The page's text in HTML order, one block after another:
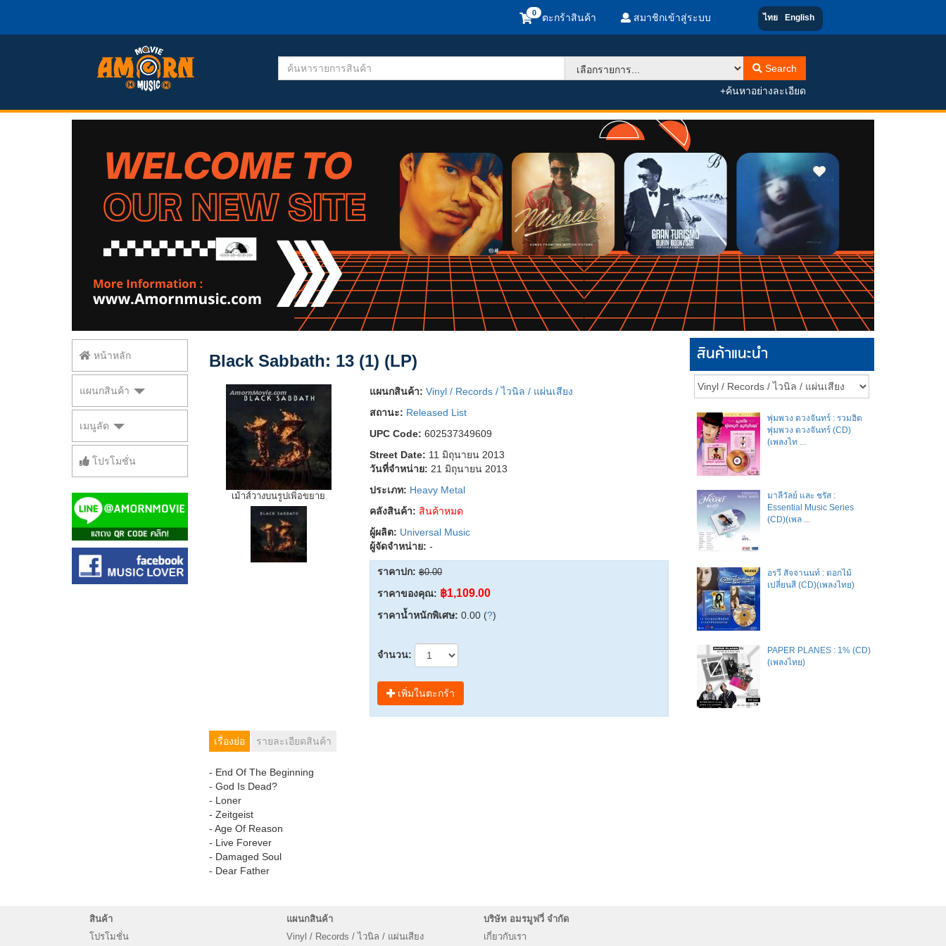
ตะกร้าสินค้า สมาชิกเข้าสู่ระบบ ไทย English
Search
+ค้นหาอย่างละเอียด
หน้าหลัก
แผนกสินค้า
เมนูลัด
โปรโมชั่น
Black Sabbath: 13 (1) (LP)
เม้าส์วางบนรูปเพิ่อขยาย
แผนกสินค้า: Vinyl / Records / ไวนิล / แผ่นเสียง
สถานะ: Released List
UPC Code: 602537349609
Street Date: 11 มิถุนายน 2013
วันที่จำหน่าย: 21 มิถุนายน 2013
ประเภท: Heavy Metal
คลังสินค้า: สินค้าหมด
ผู้ผลิต: Universal Music
ผู้จัดจำหน่าย: -
ราคาปก: ฿0.00
ราคาของคุณ: ฿1,109.00
ราคาน้ำหนักพิเศษ: 0.00 (?)
จำนวน:
เพิ่มในตะกร้า
เรื่องย่อ รายละเอียดสินค้า
- End Of The Beginning
- God Is Dead?
- Loner
- Zeitgeist
- Age Of Reason
- Live Forever
- Damaged Soul
- Dear Father
สินค้าแนะนำ
พุ่มพวง ดวงจันทร์ : รวมฮิต
พุ่มพวง ดวงจันทร์ (CD)
(เพลงไท ...
มาลีวัลย์​ และ​ ชรัส​ :
Essential Music Series
(CD)(เพล ...
อรวี สัจจานนท์ : ดอกไม้
เปลี่ยนสี (CD)(เพลงไทย)
PAPER PLANES : 1% (CD)
(เพลงไทย)
สินค้า
โปรโมชั่น
แผนกสินค้า
Vinyl / Records / ไวนิล / แผ่นเสียง
บริษัท อมรมูฟวี่ จำกัด
เกี่ยวกับเรา